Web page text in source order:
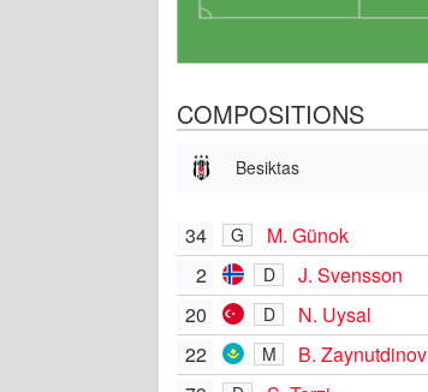
COMPOSITIONS
Besiktas
34 G M. Günok
2 D J. Svensson
20 D
N. Uysal
22
M
B. Zaynutdinov